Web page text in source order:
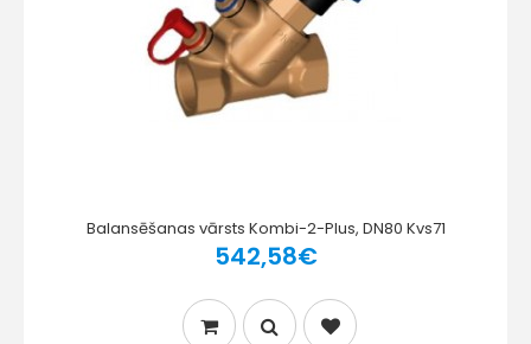
Balansēšanas vārsts Kombi-2-Plus, DN80 Kvs71
542,58€